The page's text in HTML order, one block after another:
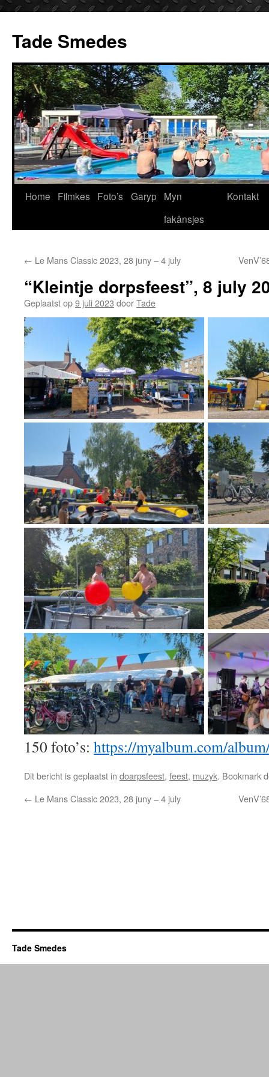
de
inhoud
Tade Smedes
Home Filmkes Foto’s Garyp
Myn
fakânsjes
Kontakt
← Le Mans Classic 2023, 28 juny – 4 july
“Kleintje dorpsfeest”, 8 july
Geplaatst op9 juli 2023 doorTade
150 foto’s: https://myalbum.com/
Dit bericht is geplaatst in doarpsfeest, feest, muzyk. Bookmark
← Le Mans Classic 2023, 28 juny – 4 july
Tade Smedes